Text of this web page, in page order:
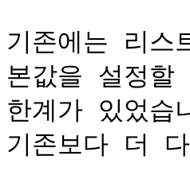
기존에는 리스
본값을 설정
한계가 있었
기존보다 더